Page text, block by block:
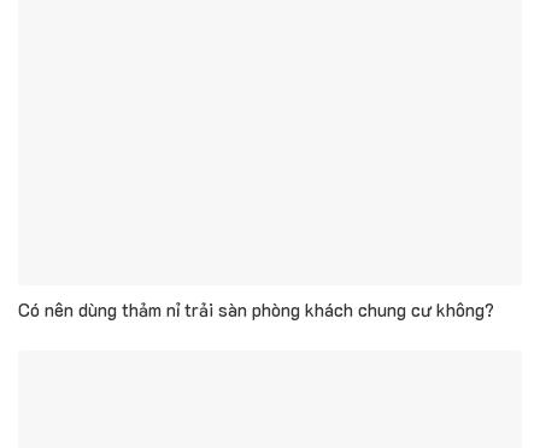
Có nên dùng thảm nỉ trải sàn phòng khách chung cư không?